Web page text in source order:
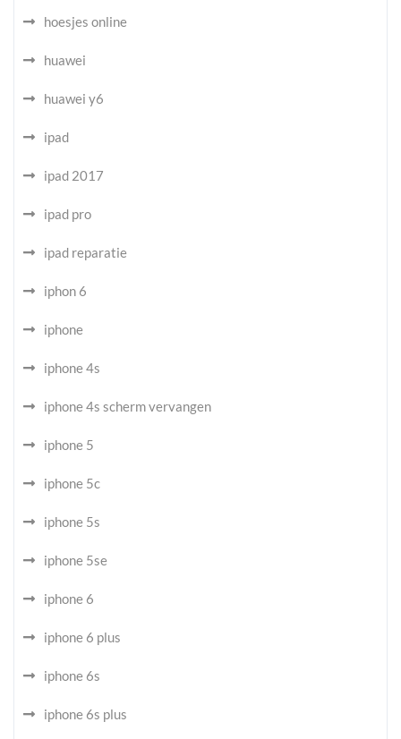
hoesjes online
huawei
huawei y6
ipad
ipad 2017
ipad pro
ipad reparatie
iphon 6
iphone
iphone 4s
iphone 4s scherm vervangen
iphone 5
iphone 5c
iphone 5s
iphone 5se
iphone 6
iphone 6 plus
iphone 6s
iphone 6s plus